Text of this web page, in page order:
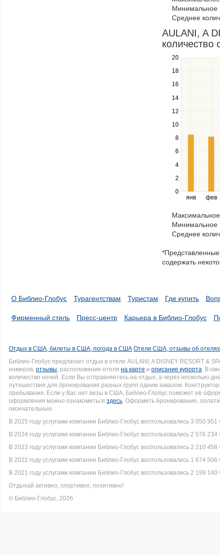
through
items
in
a
series.
Минимальное
Среднее
AULANI, A
количество
янв фев
0
2
4
6
8
10
12
14
16
18
20
Use
the
and
down
to
navigate
between
series.
Use
the
and
right
navigate
through
items
a
series.
Минимальное
Среднее
содержать
О Библио-Глобус Турагентствам Туристам Где купить
Фирменный стиль Пресс-центр Карьера в Библио-Глобус
Отдых в США, билеты в США, погода в США Отели США, отзывы об
Библио-Глобус предлагает отдых в отеле AULANI, A DISNEY RESORT
номеров, отзывы, расположение отеля на карте и описание курорта. В
количество ночей. Если Вы отправляетесь на отдых, а через несколько
путешествия для бронирования разных групп одним заказом.
пребывания. Если у Вас нет визы в США, Библио-Глобус поможет её
оформления можно ознакомиться здесь. Оформить бронирование,
окончательные.
В 2025 году услугами компании Библио-Глобус воспользовались 3 050 951
В 2024 году услугами компании Библио-Глобус воспользовались 2 576 234
В 2023 году услугами компании Библио-Глобус воспользовались 2 210 458
В 2022 году услугами компании Библио-Глобус воспользовались 1 674 506
В 2021 году услугами компании Библио-Глобус воспользовались 2 199 140
Отдыхай активно, спортивно, позитивно!
© Библио-Глобус, 2026